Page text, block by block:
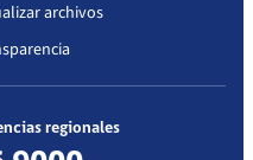
archivos
regionales